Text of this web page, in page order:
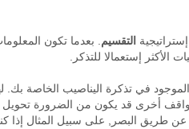
التقسيم . بعدما تكون
الأكثر إستعمالا للتذكر.
في تذكرة اليناصيب الخاصة بك.
أخرى قد يكون من الضرورة تحويل
طريق البصر, على سبيل المثال إذا